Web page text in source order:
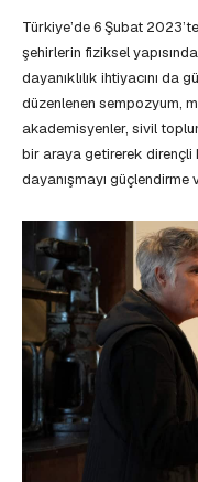
Türkiye’de 6 Şubat
şehirlerin fiziksel
dayanıklılık ihtiyacını da
düzenlenen sempozyum,
akademisyenler, sivil
bir araya getirerek
dayanışmayı